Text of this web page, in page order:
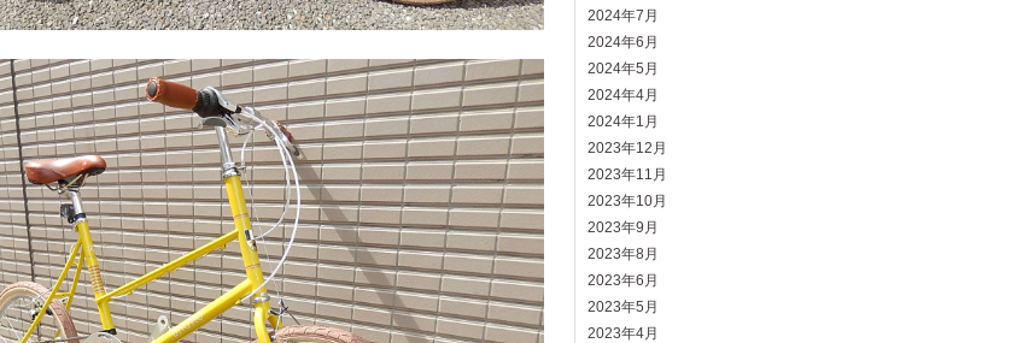
2024年7月
2024年6月
2024年5月
2024年4月
2024年1月
2023年12月
2023年11月
2023年10月
2023年9月
2023年8月
2023年6月
2023年5月
2023年4月